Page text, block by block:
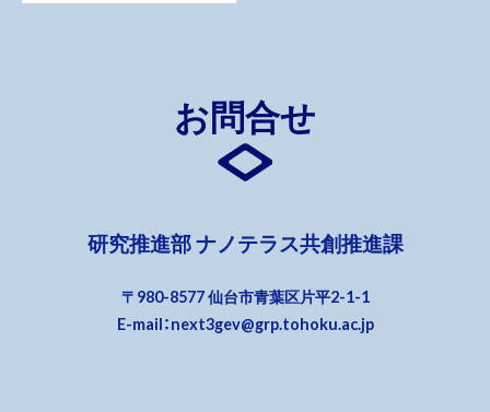
お問合せ
研究推進部 ナノテラス共創推進課
〒980-8577 仙台市青葉区片平2-1-1
E-mail：next3gev@grp.tohoku.ac.jp